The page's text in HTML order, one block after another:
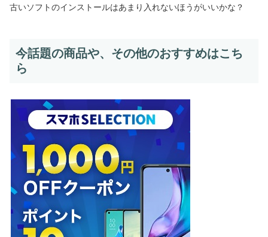
古いソフトのインストールはあまり入れないほうがいいかな？
今話題の商品や、その他のおすすめはこち
ら